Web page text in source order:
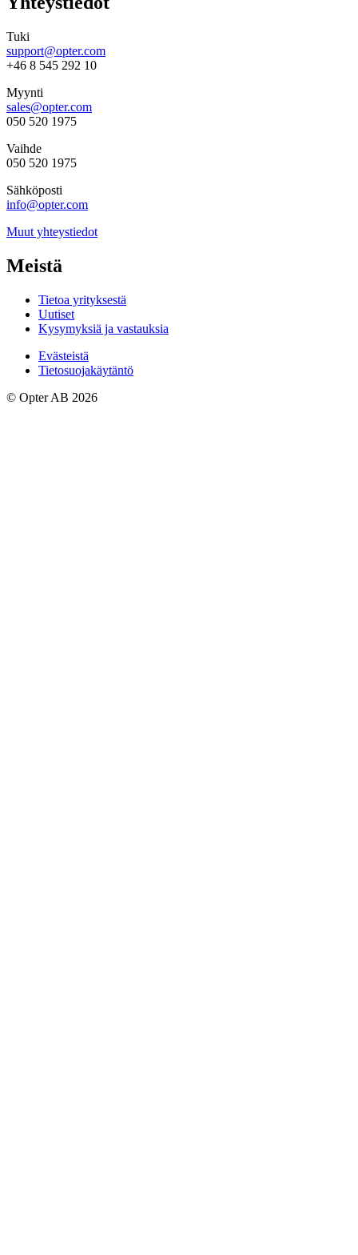
Tuki
support@opter.com
+46 8 545 292 10
Myynti
sales@opter.com
050 520 1975
Vaihde
050 520 1975
Sähköposti
info@opter.com
Muut yhteystiedot
Meistä
Tietoa yrityksestä
Uutiset
Kysymyksiä ja vastauksia
Evästeistä
Tietosuojakäytäntö
© Opter AB 2026